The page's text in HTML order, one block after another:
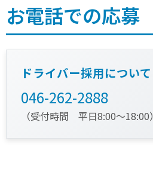
お電話での応募
ドライバー採用について
046-262-2888
（受付時間 平日8:00〜18:00）